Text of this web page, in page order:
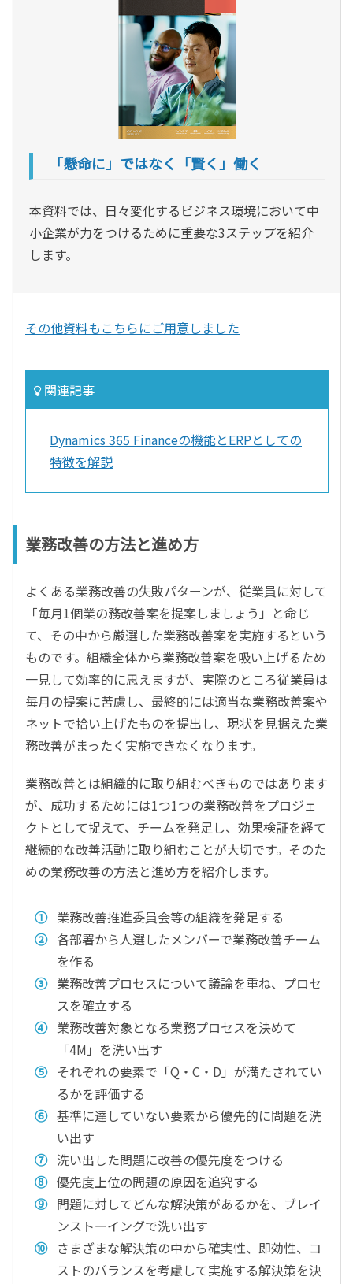
「懸命に」ではなく「賢く」働く
本資料では、日々変化するビジネス環境において中
小企業が力をつけるために重要な3ステップを紹介
します。
その他資料もこちらにご用意しました
関連記事
Dynamics 365 Financeの機能とERPとしての
特徴を解説
業務改善の方法と進め方
よくある業務改善の失敗パターンが、従業員に対して
「毎月1個業の務改善案を提案しましょう」と命じ
て、その中から厳選した業務改善案を実施するという
ものです。組織全体から業務改善案を吸い上げるため
一見して効率的に思えますが、実際のところ従業員は
毎月の提案に苦慮し、最終的には適当な業務改善案や
ネットで拾い上げたものを提出し、現状を見据えた業
務改善がまったく実施できなくなります。
業務改善とは組織的に取り組むべきものではあります
が、成功するためには1つ1つの業務改善をプロジェ
クトとして捉えて、チームを発足し、効果検証を経て
継続的な改善活動に取り組むことが大切です。そのた
めの業務改善の方法と進め方を紹介します。
業務改善推進委員会等の組織を発足する
各部署から人選したメンバーで業務改善チーム
を作る
業務改善プロセスについて議論を重ね、プロセ
スを確立する
業務改善対象となる業務プロセスを決めて
「4M」を洗い出す
それぞれの要素で「Q・C・D」が満たされてい
るかを評価する
基準に達していない要素から優先的に問題を洗
い出す
洗い出した問題に改善の優先度をつける
優先度上位の問題の原因を追究する
問題に対してどんな解決策があるかを、ブレイ
ンストーイングで洗い出す
さまざまな解決策の中から確実性、即効性、コ
ストのバランスを考慮して実施する解決策を決